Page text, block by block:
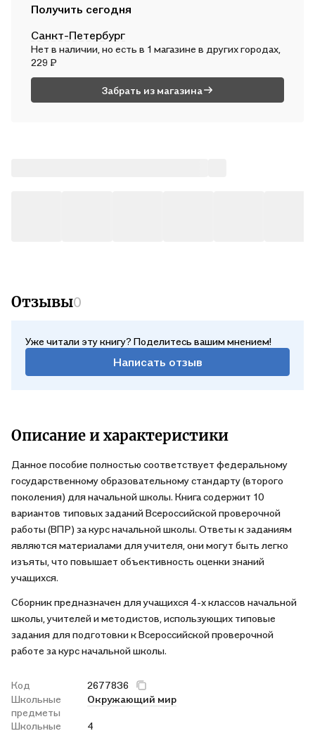
В ср, 12 августа — от 312 ₽
Почтой России
В чт, 13 августа — от 494 ₽
Получить сегодня
Санкт-Петербург
Нет в наличии, но есть в 1 магазине в других городах,
229 ₽
Забрать из магазина
Отзывы0
Уже читали эту книгу? Поделитесь вашим мнением!
Написать отзыв
Описание и характеристики
Данное пособие полностью соответствует федеральному
государственному образовательному стандарту (второго
поколения) для начальной школы. Книга содержит 10
вариантов типовых заданий Всероссийской проверочной
работы (ВПР) за курс начальной школы. Ответы к заданиям
являются материалами для учителя, они могут быть легко
изъяты, что повышает объективность оценки знаний
учащихся.
Сборник предназначен для учащихся 4-х классов начальной
школы, учителей и методистов, использующих типовые
задания для подготовки к Всероссийской проверочной
работе за курс начальной школы.
Код
2677836
Школьные
предметы
Окружающий мир
Школьные
4